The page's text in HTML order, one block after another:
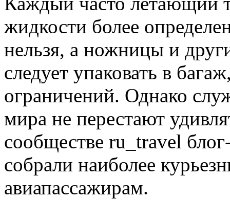
жидкости более
нельзя, а ножницы и
следует упаковать в
ограничений. Однако
мира не перестают
сообществе ru_travel
собрали наиболее
авиапассажирам.